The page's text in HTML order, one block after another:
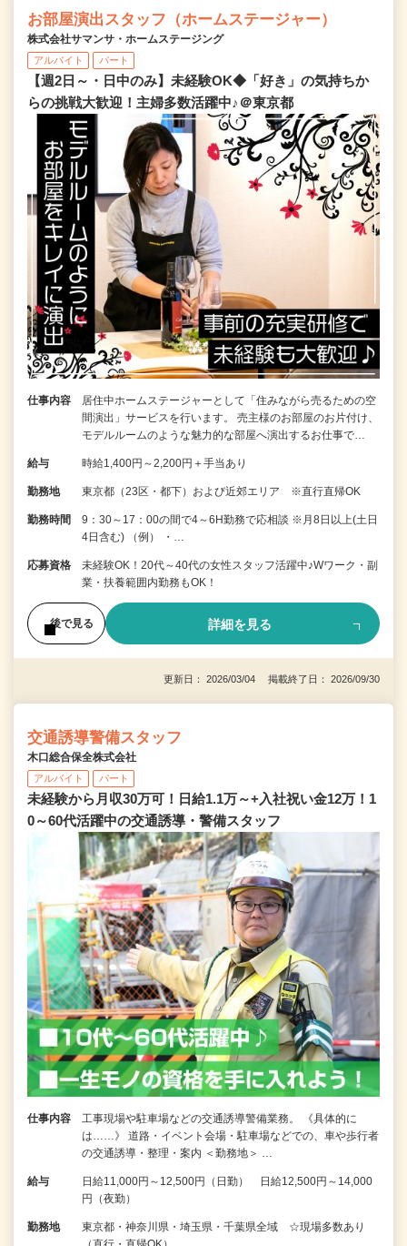
お部屋演出スタッフ（ホームステージャー）
株式会社サマンサ・ホームステージング
アルバイト パート
【週2日～・日中のみ】未経験OK◆「好き」の気持ちか
らの挑戦大歓迎！主婦多数活躍中♪＠東京都
仕事内容
居住中ホームステージャーとして「住みながら売るための空
間演出」サービスを行います。 売主様のお部屋のお片付け、
モデルルームのような魅力的な部屋へ演出するお仕事で…
給与 時給1,400円～2,200円＋手当あり
勤務地 東京都（23区・都下）および近郊エリア ※直行直帰OK
勤務時間
9：30～17：00の間で4～6H勤務で応相談 ※月8日以上(土日
4日含む) （例） ・…
応募資格
未経験OK！20代～40代の女性スタッフ活躍中♪Wワーク・副
業・扶養範囲内勤務もOK！
後で見る 詳細を見る
更新日： 2026/03/04 掲載終了日： 2026/09/30
交通誘導警備スタッフ
木口総合保全株式会社
アルバイト パート
未経験から月収30万可！日給1.1万～+入社祝い金12万！1
0～60代活躍中の交通誘導・警備スタッフ
仕事内容
工事現場や駐車場などの交通誘導警備業務。 《具体的に
は……》 道路・イベント会場・駐車場などでの、車や歩行者
の交通誘導・整理・案内 ＜勤務地＞ …
給与
日給11,000円～12,500円（日勤） 日給12,500円～14,000
円（夜勤）
勤務地
東京都・神奈川県・埼玉県・千葉県全域 ☆現場多数あり